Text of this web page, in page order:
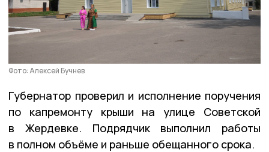
Фото: Алексей Бучнев
Губернатор проверил и исполнение поручения
по капремонту крыши на улице Советской
в Жердевке. Подрядчик выполнил работы
в полном объёме и раньше обещанного срока.